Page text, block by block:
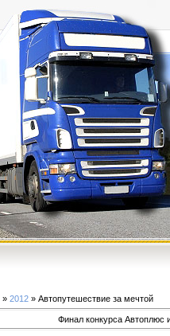
» 2012 » Автопутешествие за мечтой
Финал конкурса Автоплюс